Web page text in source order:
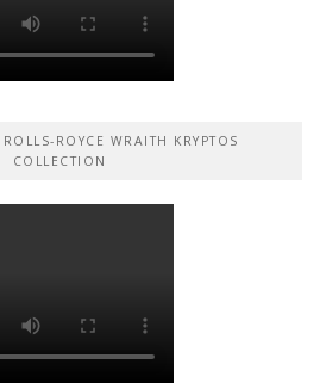
ROYCE WRAITH KRYPTOS
COLLECTION